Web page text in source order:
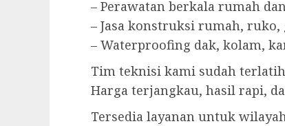
– Perawatan berkala rumah
– Jasa konstruksi rumah, ruko,
– Waterproofing dak, kolam,
Tim teknisi kami sudah
Harga terjangkau, hasil rapi,
Tersedia layanan untuk